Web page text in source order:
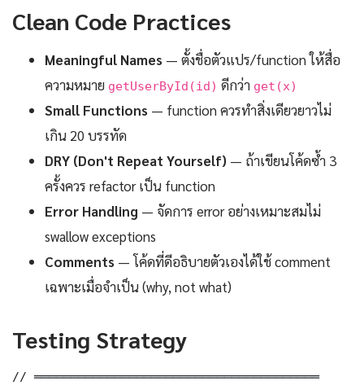
Clean Code Practices
Meaningful Names — ตั้งชื่อตัวแปร/function ให้สื่อ
ความหมาย getUserById(id) ดีกว่า get(x)
Small Functions — function ควรทำสิ่งเดียวยาวไม่
เกิน 20 บรรทัด
DRY (Don't Repeat Yourself) — ถ้าเขียนโค้ดซ้ำ 3
ครั้งควร refactor เป็น function
Error Handling — จัดการ error อย่างเหมาะสมไม่
swallow exceptions
Comments — โค้ดที่ดีอธิบายตัวเองได้ใช้ comment
เฉพาะเมื่อจำเป็น (why, not what)
Testing Strategy
// ═══════════════════════════════════════